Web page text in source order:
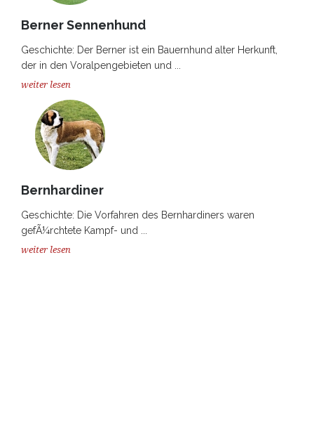
Berner Sennenhund
Geschichte: Der Berner ist ein Bauernhund alter Herkunft,
der in den Voralpengebieten und ...
weiter lesen
Bernhardiner
Geschichte: Die Vorfahren des Bernhardiners waren
gefÃ¼rchtete Kampf- und ...
weiter lesen